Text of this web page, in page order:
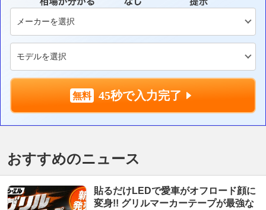
45秒で入力完了
おすすめのニュース
貼るだけLEDで愛車がオフロード顔に
変身!! グリルマーカーテープが最強な